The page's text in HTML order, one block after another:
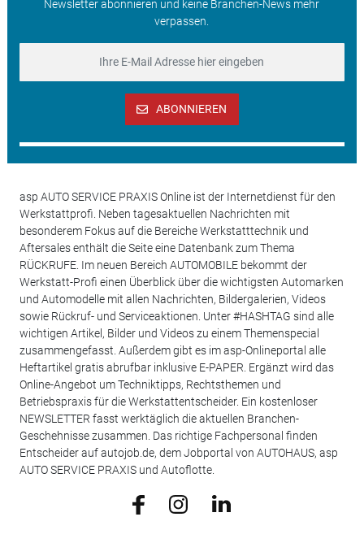
Newsletter abonnieren und keine Branchen-News mehr
verpassen.
ABONNIEREN
asp AUTO SERVICE PRAXIS Online ist der Internetdienst für den
Werkstattprofi. Neben tagesaktuellen Nachrichten mit
besonderem Fokus auf die Bereiche Werkstatttechnik und
Aftersales enthält die Seite eine Datenbank zum Thema
RÜCKRUFE. Im neuen Bereich AUTOMOBILE bekommt der
Werkstatt-Profi einen Überblick über die wichtigsten Automarken
und Automodelle mit allen Nachrichten, Bildergalerien, Videos
sowie Rückruf- und Serviceaktionen. Unter #HASHTAG sind alle
wichtigen Artikel, Bilder und Videos zu einem Themenspecial
zusammengefasst. Außerdem gibt es im asp-Onlineportal alle
Heftartikel gratis abrufbar inklusive E-PAPER. Ergänzt wird das
Online-Angebot um Techniktipps, Rechtsthemen und
Betriebspraxis für die Werkstattentscheider. Ein kostenloser
NEWSLETTER fasst werktäglich die aktuellen Branchen-
Geschehnisse zusammen. Das richtige Fachpersonal finden
Entscheider auf autojob.de, dem Jobportal von AUTOHAUS, asp
AUTO SERVICE PRAXIS und Autoflotte.